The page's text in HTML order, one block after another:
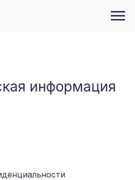
информация